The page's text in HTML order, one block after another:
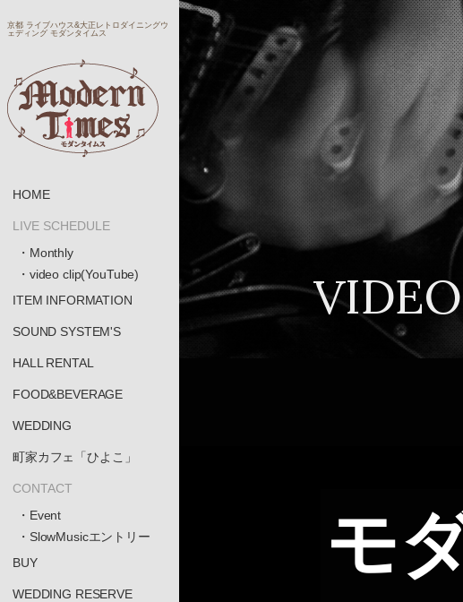
京都 ライブハウス&大正レトロダイニングウ
ェディング モダンタイムス
HOME
LIVE SCHEDULE
・Monthly
・video clip(YouTube)
ITEM INFORMATION
SOUND SYSTEM'S
HALL RENTAL
FOOD&BEVERAGE
WEDDING
町家カフェ「ひよこ」
CONTACT
・Event
・SlowMusicエントリー
BUY
WEDDING RESERVE
モ